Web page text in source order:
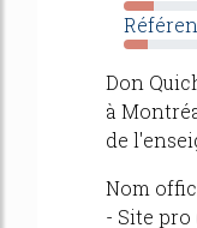
35%
28%
Don
à
de
Nom
- Site pro